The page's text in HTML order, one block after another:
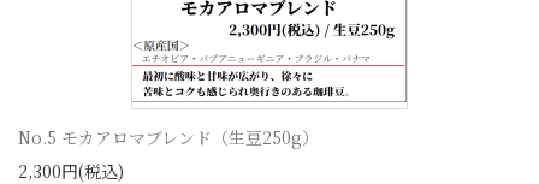
No.5 モカアロマブレンド（生豆250g）
2,300円(税込)